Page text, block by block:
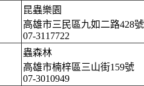
昆蟲樂園
高雄市三民區九如二路428號
07-3117722
蟲森林
高雄市楠梓區三山街159號
07-3010949